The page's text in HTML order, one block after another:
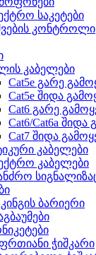
საკეტები
კონტროლი
კაბელები
Cat5e გარე
Cat5e შიდა
Cat6 გარე
Cat6/Cat6a შიდა
Cat7 შიდა
კაბელები
კაბელები
ბარიერი
ჭიშკარი